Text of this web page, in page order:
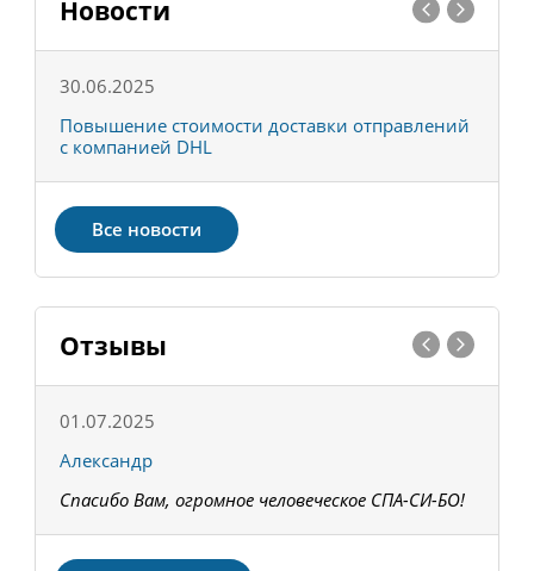
Новости
30.06.2025
Повышение стоимости доставки отправлений
с компанией DHL
Все новости
Отзывы
01.07.2025
Александр
Спасибо Вам, огромное человеческое СПА-СИ-БО!